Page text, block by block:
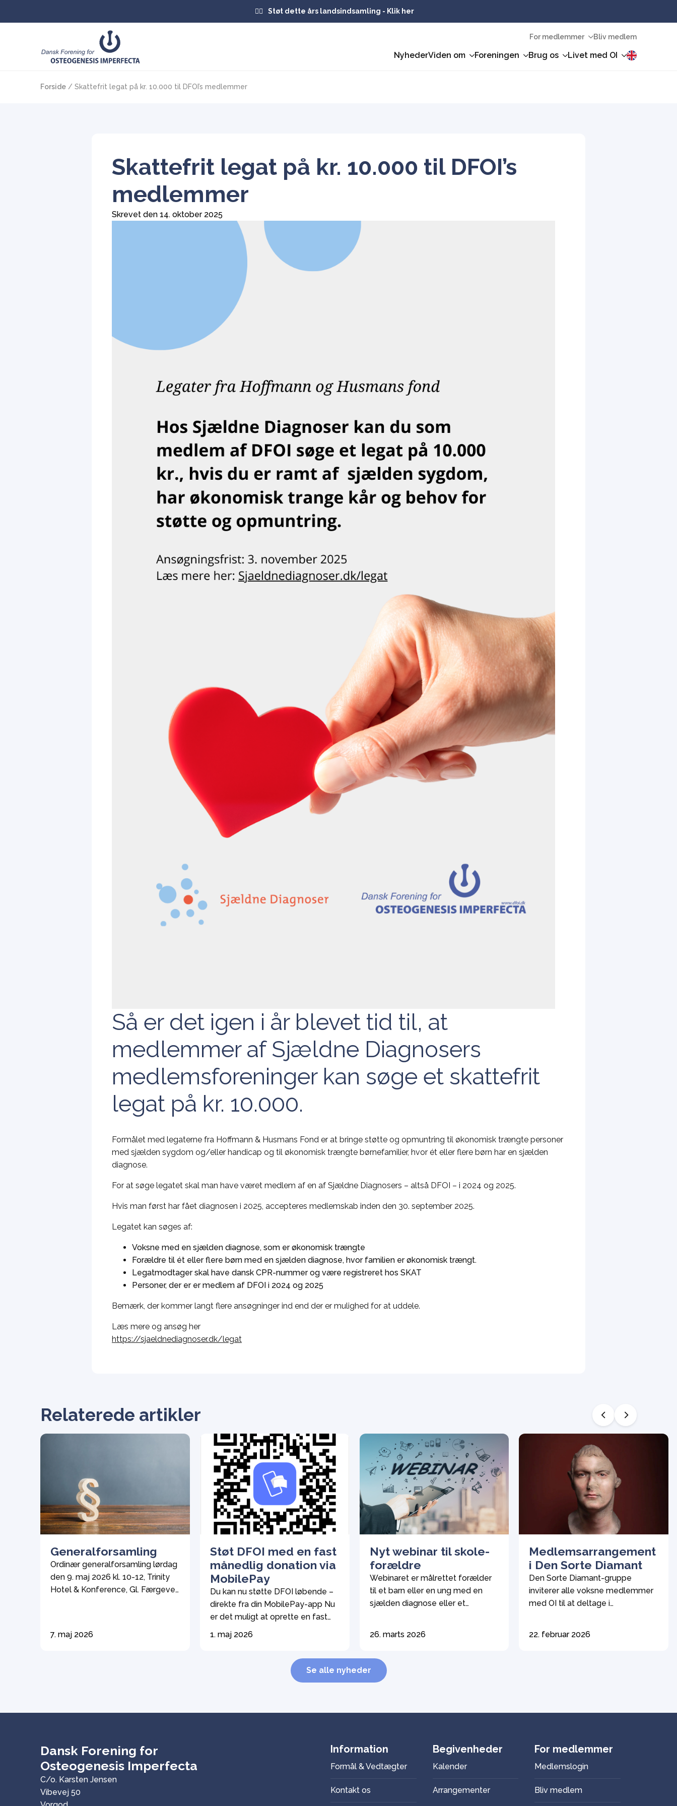
Støt dette års landsindsamling - Klik her
For medlemmer Bliv medlem
NyhederViden om Foreningen Brug os Livet med OI
Forside / Skattefrit legat på kr. 10.000 til DFOI’s medlemmer
Skattefrit legat på kr. 10.000 til DFOI’s
medlemmer
Skrevet den 14. oktober 2025
Så er det igen i år blevet tid til, at
medlemmer af Sjældne Diagnosers
medlemsforeninger kan søge et skattefrit
legat på kr. 10.000.
Formålet med legaterne fra Hoffmann & Husmans Fond er at bringe støtte og opmuntring til økonomisk trængte personer
med sjælden sygdom og/eller handicap og til økonomisk trængte børnefamilier, hvor ét eller flere børn har en sjælden
diagnose.
For at søge legatet skal man have været medlem af en af Sjældne Diagnosers – altså DFOI – i 2024 og 2025.
Hvis man først har fået diagnosen i 2025, accepteres medlemskab inden den 30. september 2025.
Legatet kan søges af:
Voksne med en sjælden diagnose, som er økonomisk trængte
Forældre til ét eller flere børn med en sjælden diagnose, hvor familien er økonomisk trængt.
Legatmodtager skal have dansk CPR-nummer og være registreret hos SKAT
Personer, der er er medlem af DFOI i 2024 og 2025
Bemærk, der kommer langt flere ansøgninger ind end der er mulighed for at uddele.
Læs mere og ansøg her
https://sjaeldnediagnoser.dk/legat
Relaterede artikler
Generalforsamling
Ordinær generalforsamling lørdag
den 9. maj 2026 kl. 10-12, Trinity
Hotel & Konference, Gl. Færgevej
Formandens beretning
1. grads slægtninge) […]
7. maj 2026
Støt DFOI med en fast
månedlig donation via
MobilePay
Du kan nu støtte DFOI løbende –
direkte fra din MobilePay-app Nu
er det muligt at oprette en fast
månedlig donation til DFOI via
MobilePay. Du vælger selv
opsige din donation igen – ingen
binding, ingen bureaukrati. Du
1. maj 2026
Nyt webinar til skole-
forældre
Webinaret er målrettet forælder
til et barn eller en ung med en
sjælden diagnose eller et
specialundervisning og underviser
er Lise-Lotte Wibe, som er leder
26. marts 2026
Medlemsarrangement
i Den Sorte Diamant
Den Sorte Diamant-gruppe
inviterer alle voksne medlemmer
med OI til at deltage i
22. februar 2026
Se alle nyheder
Dansk Forening for
Osteogenesis Imperfecta
C/o. Karsten Jensen
Vibevej 50
Information
Formål & Vedtægter
Kontakt os
Begivenheder
Kalender
Arrangementer
For medlemmer
Medlemslogin
Bliv medlem